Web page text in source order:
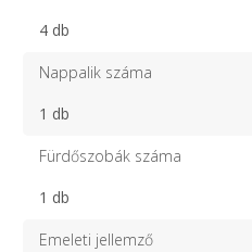
4 db
Nappalik száma
1 db
Fürdőszobák száma
1 db
Emeleti jellemző